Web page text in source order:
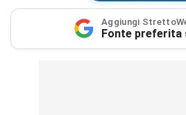
Aggiungi
Fonte preferita